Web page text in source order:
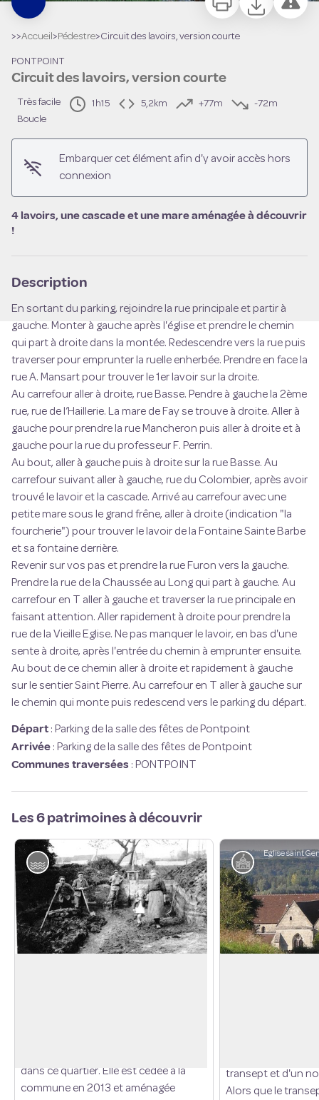
>>Accueil > Pédestre>Circuit des lavoirs, version courte
PONTPOINT
Circuit des lavoirs, version courte
Très facile 1h15 5,2km +77m
-72m
Boucle
Embarquer cet élément afin d'y avoir accès hors
connexion
4 lavoirs, une cascade et une mare aménagée à découvrir
!
Description
En sortant du parking, rejoindre la rue principale et partir à
gauche. Monter à gauche après l'église et prendre le chemin
qui part à droite dans la montée. Redescendre vers la rue puis
traverser pour emprunter la ruelle enherbée. Prendre en face la
rue A. Mansart pour trouver le 1er lavoir sur la droite.
Au carrefour aller à droite, rue Basse. Pendre à gauche la 2ème
rue, rue de l’Haillerie. La mare de Fay se trouve à droite. Aller à
gauche pour prendre la rue Mancheron puis aller à droite et à
gauche pour la rue du professeur F. Perrin.
Au bout, aller à gauche puis à droite sur la rue Basse. Au
carrefour suivant aller à gauche, rue du Colombier, après avoir
trouvé le lavoir et la cascade. Arrivé au carrefour avec une
petite mare sous le grand frêne, aller à droite (indication "la
fourcherie") pour trouver le lavoir de la Fontaine Sainte Barbe
et sa fontaine derrière.
Revenir sur vos pas et prendre la rue Furon vers la gauche.
Prendre la rue de la Chaussée au Long qui part à gauche. Au
carrefour en T aller à gauche et traverser la rue principale en
faisant attention. Aller rapidement à droite pour prendre la
rue de la Vieille Eglise. Ne pas manquer le lavoir, en bas d'une
sente à droite, après l'entrée du chemin à emprunter ensuite.
Au bout de ce chemin aller à droite et rapidement à gauche
sur le sentier Saint Pierre. Au carrefour en T aller à gauche sur
le chemin qui monte puis redescend vers le parking du départ.
Départ : Parking de la salle des fêtes de Pontpoint
Arrivée : Parking de la salle des fêtes de Pontpoint
Communes traversées : PONTPOINT
Les 6 patrimoines à découvrir
Autour de l'eau
dans ce quartier. Elle est cédée à la
commune en 2013 et aménagée
Eglise saint
Patrimoine
transept et d'un
Alors que le